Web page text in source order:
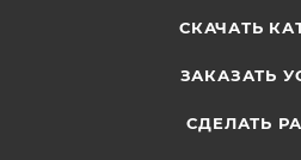
СКАЧАТЬ
ЗАКАЗАТЬ
СДЕЛАТЬ